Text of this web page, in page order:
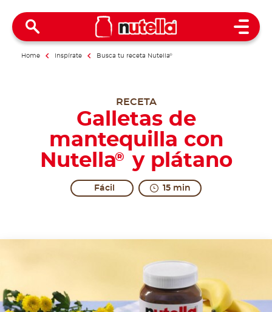
Open
Home Inspírate Busca tu receta Nutella®
RECETA
Galletas de
mantequilla con
Nutella® y plátano
Fácil 15 min